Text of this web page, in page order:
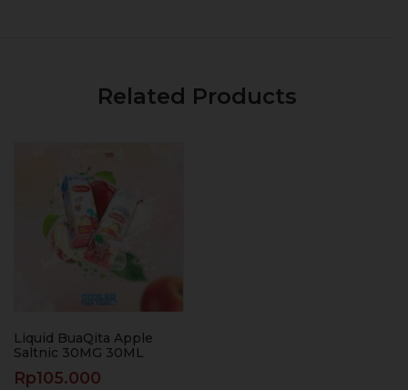
Related Products
Liquid BuaQita Apple
Saltnic 30MG 30ML
Rp105.000